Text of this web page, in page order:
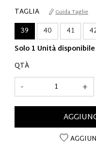
TAGLIA Guida Taglie
39 40 41
Solo 1 Unità disponibile
QTÀ
+
-